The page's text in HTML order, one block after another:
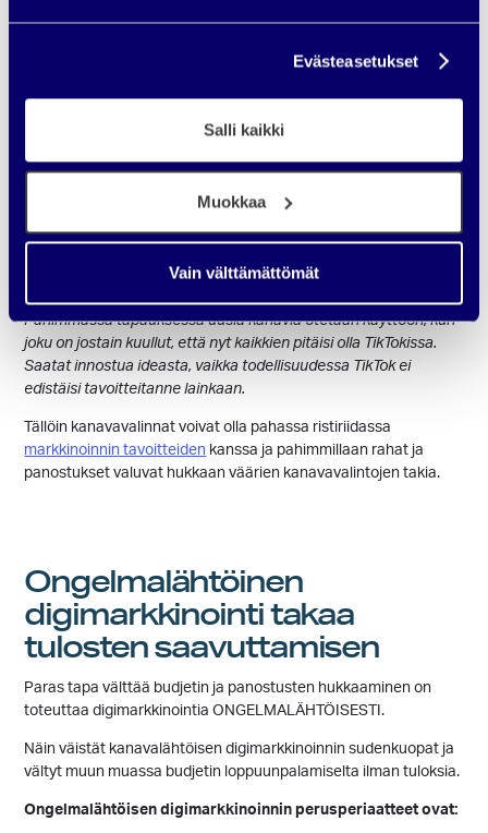
Evästeasetukset
Salli kaikki
Muokkaa
Vain välttämättömät
Yksi turmiollinen ajatteluvirhe, josta sinun pitäisi päästä eroon
digimarkkinointia KANAVALÄHTÖISESTI.
Tällöin ensisijainen kysymys on:“Mitä
digimarkkinointikanavia meidän pitäisi käyttää?”
Kun oikeasti pitäisi kysyä: “Mitä tavoitteita meillä on ja
suuntaan ne vievät ajattelua.
Pahimmassa tapauksessa uusia kanavia otetaan käyttöön, kun
joku on jostain kuullut, että nyt kaikkien pitäisi olla TikTokissa.
Saatat innostua ideasta, vaikka todellisuudessa TikTok ei
edistäisi tavoitteitanne lainkaan.
Tällöin kanavavalinnat voivat olla pahassa ristiriidassa
markkinoinnin tavoitteiden kanssa ja pahimmillaan rahat ja
panostukset valuvat hukkaan väärien kanavavalintojen takia.
Ongelmalähtöinen
digimarkkinointi takaa
tulosten saavuttamisen
Paras tapa välttää budjetin ja panostusten hukkaaminen on
toteuttaa digimarkkinointia ONGELMALÄHTÖISESTI.
Näin väistät kanavalähtöisen digimarkkinoinnin sudenkuopat ja
vältyt muun muassa budjetin loppuunpalamiselta ilman tuloksia.
Ongelmalähtöisen digimarkkinoinnin perusperiaatteet ovat: